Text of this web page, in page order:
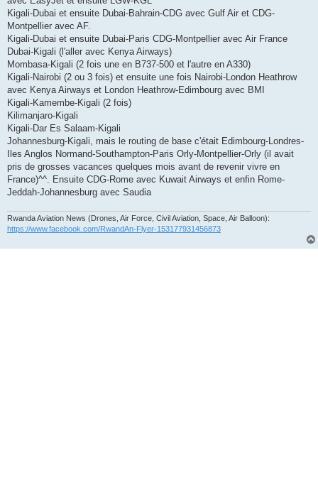
Kigali-Dubai et ensuite Dubai-Bahrain-CDG avec Gulf Air et CDG-
Montpellier avec AF.
Kigali-Dubai et ensuite Dubai-Paris CDG-Montpellier avec Air France
Dubai-Kigali (l'aller avec Kenya Airways)
Mombasa-Kigali (2 fois une en B737-500 et l'autre en A330)
Kigali-Nairobi (2 ou 3 fois) et ensuite une fois Nairobi-London Heathrow
avec Kenya Airways et London Heathrow-Edimbourg avec BMI
Kigali-Kamembe-Kigali (2 fois)
Kilimanjaro-Kigali
Kigali-Dar Es Salaam-Kigali
Johannesburg-Kigali, mais le routing de base c'était Edimbourg-Londres-
Iles Anglos Normand-Southampton-Paris Orly-Montpellier-Orly (il avait
pris de grosses vacances quelques mois avant de revenir vivre en
France)^^. Ensuite CDG-Rome avec Kuwait Airways et enfin Rome-
Jeddah-Johannesburg avec Saudia
Rwanda Aviation News (Drones, Air Force, Civil Aviation, Space, Air Balloon):
https://www.facebook.com/RwandAn-Flyer-153177931456873